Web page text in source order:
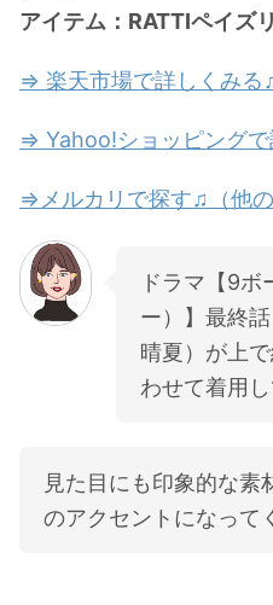
アイテム：RATTIペイズ
⇒ 楽天市場で詳しくみる
⇒ Yahoo!ショッピング
⇒メルカリで探す♫（他の
ドラマ【9ボ
ー）】最終
晴夏）が上
わせて着用
見た目にも印象的な素
のアクセントになって